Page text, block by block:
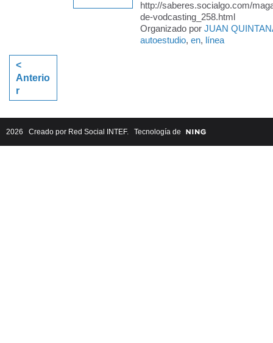
http://saberes.socialgo.com/
de-vodcasting_258.html
Organizado por JUAN
autoestudio, en, línea
<
Anterio
r
2026 Creado por Red Social INTEF. Tecnología de